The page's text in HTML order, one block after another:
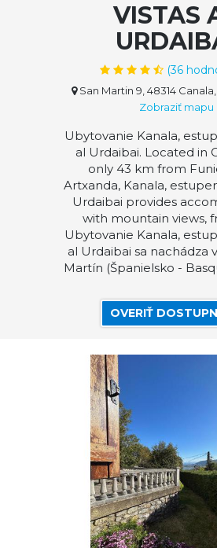
VISTAS
(36
San Martin 9, 48314
Zobraziť mapu
Ubytovanie Kanala,
al Urdaibai. Located in
only 43 km from
Artxanda, Kanala,
Urdaibai provides
with mountain views,
Ubytovanie Kanala,
al Urdaibai sa nachádza
Martín (Španielsko -
OVERIŤ